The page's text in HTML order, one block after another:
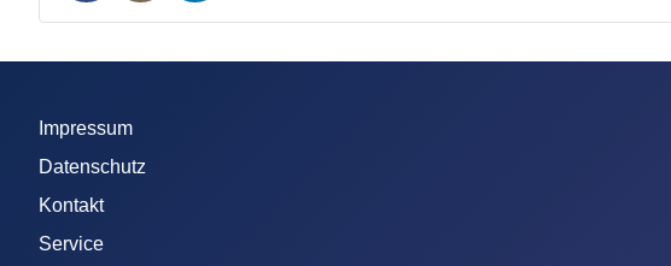
Impressum
Datenschutz
Kontakt
Service